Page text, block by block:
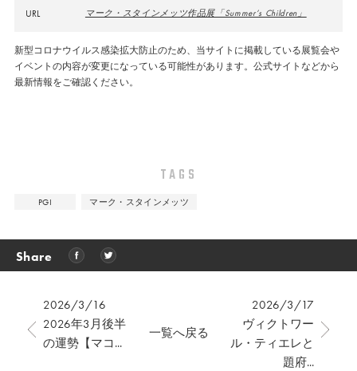
URL マーク・スタインメッツ作品展「Summer’s Children」
新型コロナウイルス感染拡大防止のため、当サイトに掲載している展覧会や
イベントの内容が変更になっている可能性があります。公式サイトなどから
最新情報をご確認ください。
TAGS
PGI マーク・スタインメッツ
Share
2026/3/16
2026年3月後半
の運勢【マコ...
2026/3/17
ヴィクトワー
ル・ティエレと
題府...
一覧へ戻る